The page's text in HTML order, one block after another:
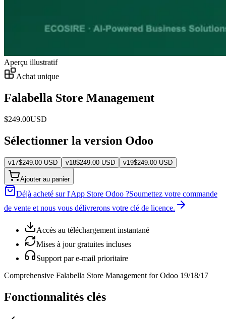
Aperçu illustratif
Achat unique
Falabella Store Management
$249.00USD
Sélectionner la version Odoo
v17$249.00 USD v18$249.00 USD v19$249.00 USD
Ajouter au panier
Déjà acheté sur l'App Store Odoo ?Soumettez votre commande
de vente et nous vous délivrerons votre clé de licence.
Accès au téléchargement instantané
Mises à jour gratuites incluses
Support par e-mail prioritaire
Comprehensive Falabella Store Management for Odoo 19/18/17
Fonctionnalités clés